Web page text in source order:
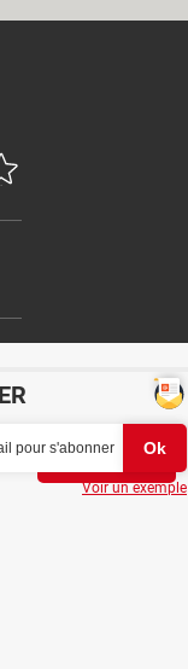
genre de
taille d'un fichier
Son interface
Voir un exemple